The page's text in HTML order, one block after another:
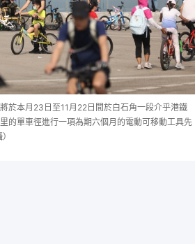
於本月23日至11月22日間於白石角一段介乎港鐵
的單車徑進行一項為期六個月的電動可移動工具先